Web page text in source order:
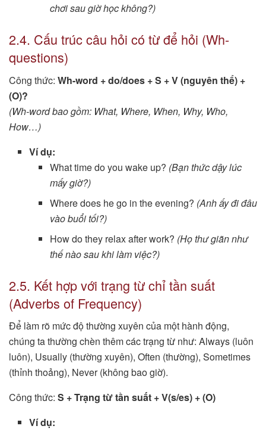
chơi sau giờ học không?)
2.4. Cấu trúc câu hỏi có từ để hỏi (Wh-
questions)
Công thức: Wh-word + do/does + S + V (nguyên thể) +
(O)?
(Wh-word bao gồm: What, Where, When, Why, Who,
How…)
Ví dụ:
What time do you wake up? (Bạn thức dậy lúc
mấy giờ?)
Where does he go in the evening? (Anh ấy đi đâu
vào buổi tối?)
How do they relax after work? (Họ thư giãn như
thế nào sau khi làm việc?)
2.5. Kết hợp với trạng từ chỉ tần suất
(Adverbs of Frequency)
Để làm rõ mức độ thường xuyên của một hành động,
chúng ta thường chèn thêm các trạng từ như: Always (luôn
luôn), Usually (thường xuyên), Often (thường), Sometimes
(thỉnh thoảng), Never (không bao giờ).
Công thức: S + Trạng từ tần suất + V(s/es) + (O)
Ví dụ: